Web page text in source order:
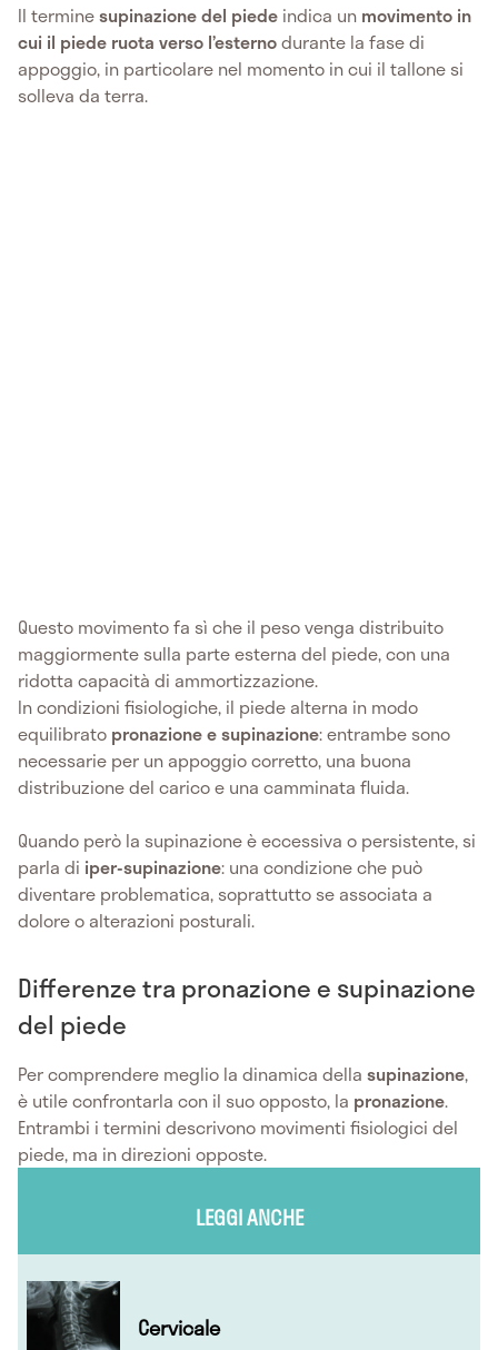
Il terminesupinazione del piede indica un movimento in
cui il piede ruota verso l’esternodurante la fase di
appoggio, in particolare nel momento in cui il tallone si
solleva da terra.
Questo movimento fa sì che il peso venga distribuito
maggiormente sulla parte esterna del piede, con una
ridotta capacità di ammortizzazione.
In condizioni fisiologiche, il piede alterna in modo
equilibrato pronazione e supinazione: entrambe sono
necessarie per un appoggio corretto, una buona
distribuzione del carico e una camminata fluida.
Quando però la supinazione è eccessiva o persistente, si
parla di iper-supinazione: una condizione che può
diventare problematica, soprattutto se associata a
dolore o alterazioni posturali.
Differenze tra pronazione e supinazione
del piede
Per comprendere meglio la dinamica della supinazione,
è utile confrontarla con il suo opposto, la pronazione.
Entrambi i termini descrivono movimenti fisiologici del
piede, ma in direzioni opposte.
LEGGI ANCHE
Cervicale